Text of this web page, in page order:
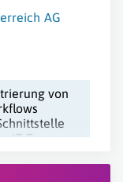
AG
von
IT-Teams